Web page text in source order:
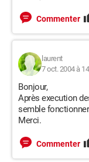
Commenter
laurent
7 oct. 2004 à
Bonjour,
Après execution
semble
Merci.
Commenter